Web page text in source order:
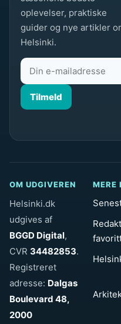
oplevelser, praktiske
guider og nye artikler
Helsinki.
Tilmeld
OM UDGIVEREN
Helsinki.dk
udgives af
BGGD Digital,
CVR 34482853.
Registreret
adresse: Dalgas
Boulevard 48,
2000
MERE